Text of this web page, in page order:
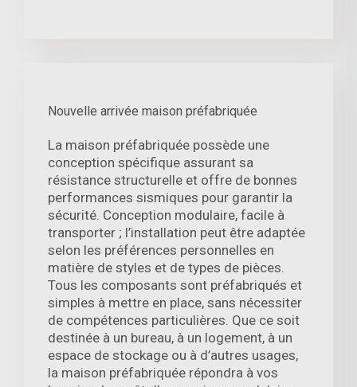
Nouvelle arrivée maison préfabriquée
La maison préfabriquée possède une
conception spécifique assurant sa
résistance structurelle et offre de bonnes
performances sismiques pour garantir la
sécurité. Conception modulaire, facile à
transporter ; l’installation peut être adaptée
selon les préférences personnelles en
matière de styles et de types de pièces.
Tous les composants sont préfabriqués et
simples à mettre en place, sans nécessiter
de compétences particulières. Que ce soit
destinée à un bureau, à un logement, à un
espace de stockage ou à d’autres usages,
la maison préfabriquée répondra à vos